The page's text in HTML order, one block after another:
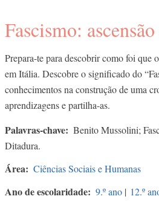
Fascismo:
Prepara-te para descobrir como foi que
em Itália. Descobre o significado do
conhecimentos na construção de uma
aprendizagens e partilha-as.
Palavras-chave
Benito Mussolini;
Ditadura.
Área Ciências Sociais e Humanas
Ano de escolaridade 9.º ano | 12.º